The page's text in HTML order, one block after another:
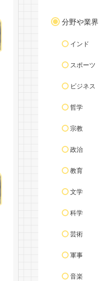
分野や業界
インド
スポーツ
ビジネス
哲学
宗教
政治
教育
文学
科学
芸術
軍事
音楽